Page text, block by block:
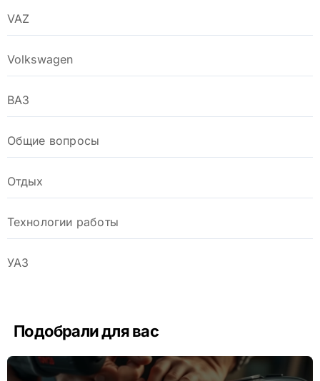
VAZ
Volkswagen
ВАЗ
Общие вопросы
Отдых
Технологии работы
УАЗ
Подобрали для вас